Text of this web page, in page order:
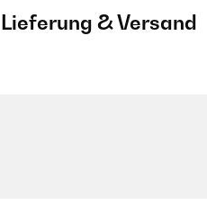
Lieferung & Versand